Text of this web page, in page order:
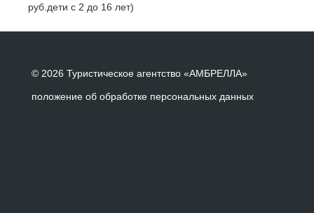
руб.дети с 2 до 16 лет)
© 2026 Туристическое агентство «АМБРЕЛЛА»
положение об обработке персональных данных